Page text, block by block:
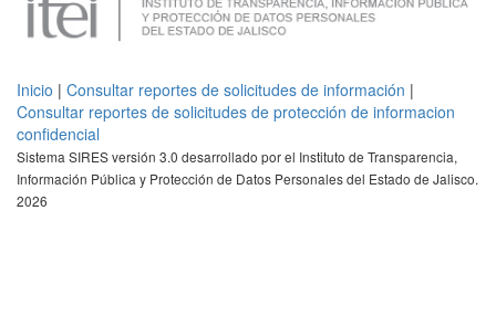
Inicio | Consultar reportes de solicitudes de información |
Consultar reportes de solicitudes de protección de informacion
confidencial
Sistema SIRES versión 3.0 desarrollado por el Instituto de Transparencia,
Información Pública y Protección de Datos Personales del Estado de Jalisco.
2026